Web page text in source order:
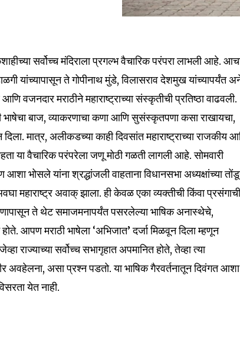
सर्वोच्च मंदिराला प्रगल्भ वैचारिक परंपरा लाभली आहे.
यांच्यापासून ते गोपीनाथ मुंडे, विलासराव देशमुख यांच्यापर्यंत
वजनदार मराठीने महाराष्ट्राच्या संस्कृतीची प्रतिष्ठा वाढवली.
भाषेचा बाज, व्याकरणाचा कणा आणि सुसंस्कृतपणा कसा राखायचा,
मात्र, अलीकडच्या काही दिवसांत महाराष्ट्राच्या राजकीय
या वैचारिक परंपरेला जणू मोठी गळती लागली आहे. सोमवारी
भोसले यांना श्रद्धांजली वाहताना विधानसभा अध्यक्षांच्या
महाराष्ट्र अवाक् झाला. ही केवळ एका व्यक्तीची किंवा
ते थेट समाजमनापर्यंत पसरलेल्या भाषिक अनास्थेचे,
आपण मराठी भाषेला ‘अभिजात’ दर्जा मिळवून दिला म्हणून
राज्याच्या सर्वोच्च सभागृहात अपमानित होते, तेव्हा त्या
अवहेलना, असा प्रश्न पडतो. या भाषिक गैरवर्तनातून दिवंगत आशा
येत नाही.